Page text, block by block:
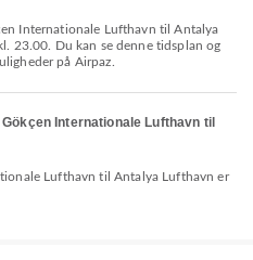
23.00. Du kan se denne tidsplan og
på Airpaz.
Internationale Lufthavn til